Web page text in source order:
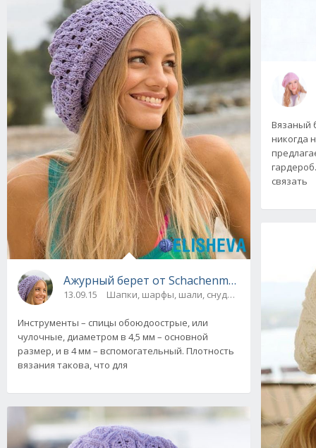
Ажурный берет от Schachenmayr вязаный
13.09.15 Шапки, шарфы, шали, снуды и палантины
Инструменты – спицы обоюдоострые, или
чулочные, диаметром в 4,5 мм – основной
размер, и в 4 мм – вспомогательный. Плотность
вязания такова, что для
Вязаный
никогда
связать